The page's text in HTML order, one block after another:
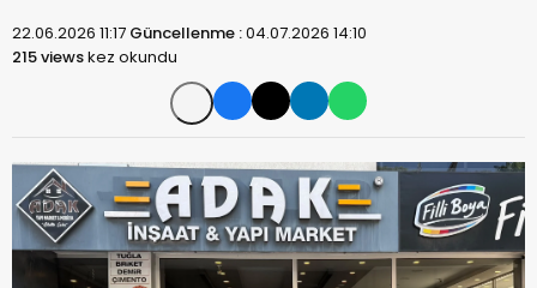
22.06.2026 11:17 Güncellenme :04.07.2026 14:10
215 viewskez okundu